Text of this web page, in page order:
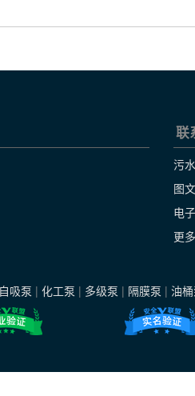
联
污
图
电
更
自吸泵 | 化工泵 | 多级泵 | 隔膜泵 | 油